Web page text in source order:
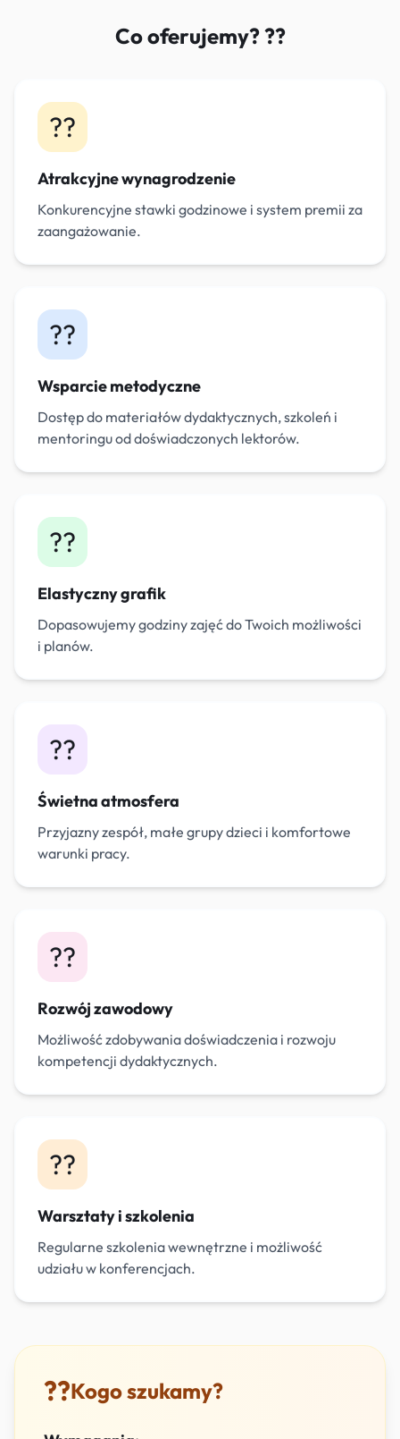
Co oferujemy? ??
??
Atrakcyjne wynagrodzenie
Konkurencyjne stawki godzinowe i system premii za
zaangażowanie.
??
Wsparcie metodyczne
Dostęp do materiałów dydaktycznych, szkoleń i
mentoringu od doświadczonych lektorów.
??
Elastyczny grafik
Dopasowujemy godziny zajęć do Twoich możliwości
i planów.
??
Świetna atmosfera
Przyjazny zespół, małe grupy dzieci i komfortowe
warunki pracy.
??
Rozwój zawodowy
Możliwość zdobywania doświadczenia i rozwoju
kompetencji dydaktycznych.
??
Warsztaty i szkolenia
Regularne szkolenia wewnętrzne i możliwość
udziału w konferencjach.
??Kogo szukamy?